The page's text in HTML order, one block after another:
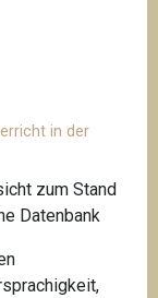
in der
zum Stand
Datenbank